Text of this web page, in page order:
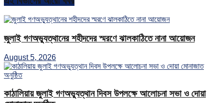
জুলাই গণঅভ্যুত্থানের শহীদদের স্মরণে ঝালকাঠিতে নানা আয়োজন
August 5, 2026
কাঠালিয়ায় জুলাই গণঅভ্যুত্থান দিবস উপলক্ষে আলোচনা সভা ও দোয়া